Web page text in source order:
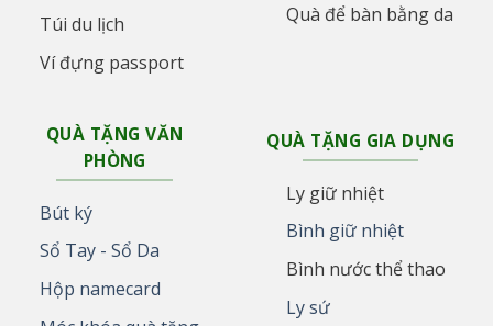
Túi du lịch
Ví đựng passport
Quà để bàn bằng da
QUÀ TẶNG VĂN
PHÒNG
Bút ký
Sổ Tay - Sổ Da
Hộp namecard
QUÀ TẶNG GIA DỤNG
Ly giữ nhiệt
Bình giữ nhiệt
Bình nước thể thao
Ly sứ